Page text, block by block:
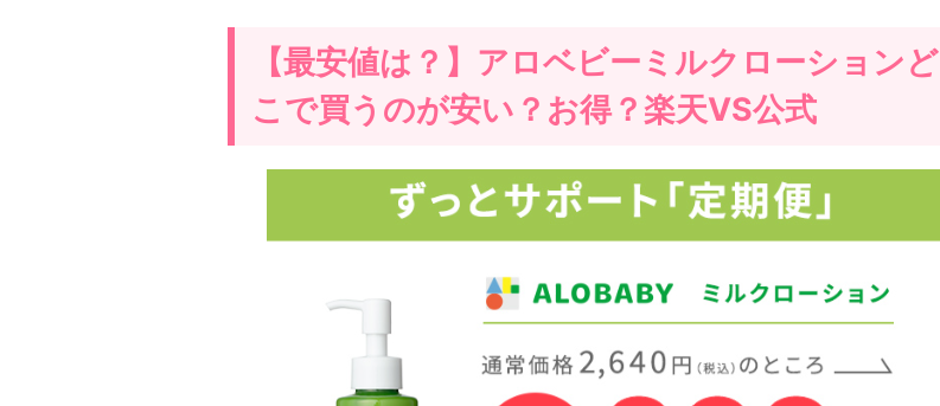
【最安値は？】アロベビーミルクローションど
こで買うのが安い？お得？楽天VS公式